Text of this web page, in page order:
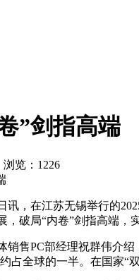
”剑指高端
览： 1226
，在江苏无锡举行的
破局“内卷”剑指高端，
PC部经理祝群伟介绍
占全球的一半。在国家